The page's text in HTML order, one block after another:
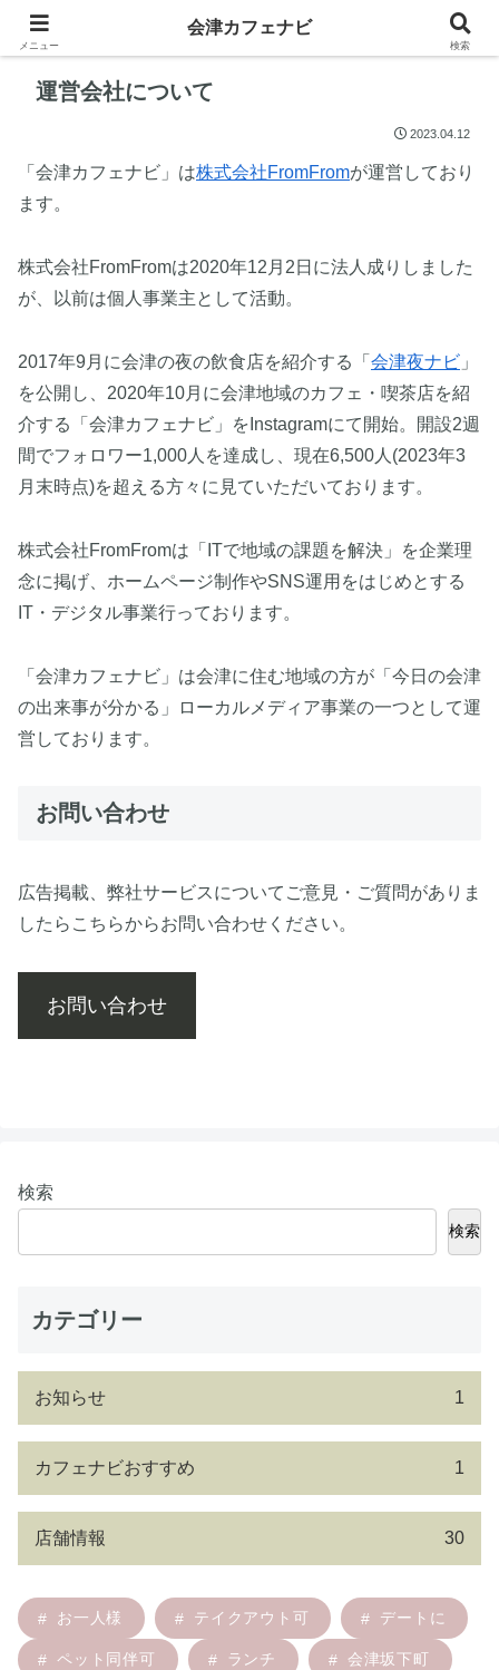
運営会社について
2023.04.12
「会津カフェナビ」は株式会社FromFromが運営しており
ます。
株式会社FromFromは2020年12月2日に法人成りしました
が、以前は個人事業主として活動。
2017年9月に会津の夜の飲食店を紹介する「 会津夜ナビ 」
を公開し、2020年10月に会津地域のカフェ・喫茶店を紹
介する「会津カフェナビ」をInstagramにて開始。開設2週
間でフォロワー1,000人を達成し、現在6,500人(2023年3
月末時点)を超える方々に見ていただいております。
株式会社FromFromは「ITで地域の課題を解決」を企業理
念に掲げ、ホームページ制作やSNS運用をはじめとする
IT・デジタル事業行っております。
「会津カフェナビ」は会津に住む地域の方が「今日の会津
の出来事が分かる」ローカルメディア事業の一つとして運
営しております。
お問い合わせ
広告掲載、弊社サービスについてご意見・ご質問がありま
したらこちらからお問い合わせください。
お問い合わせ
検索
検索
カテゴリー
お知らせ 1
カフェナビおすすめ 1
店舗情報 30
お一人様 テイクアウト可 デートに
ペット同伴可 ランチ 会津坂下町
メニュー
会津カフェナビ
検索